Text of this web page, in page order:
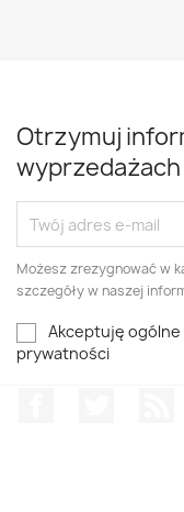
Otrzymuj
wyprzedażach
Możesz zrezygnować w
szczegóły w naszej
Akceptuję
prywatności